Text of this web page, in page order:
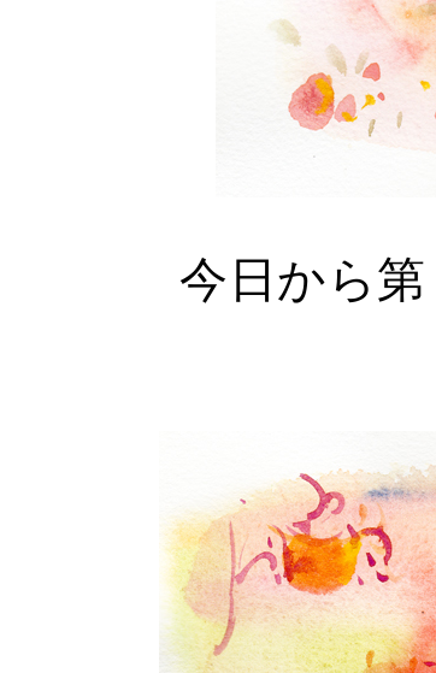
今日から